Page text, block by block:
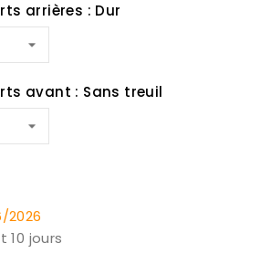
arrières : Dur
avant : Sans treuil
2026
10 jours